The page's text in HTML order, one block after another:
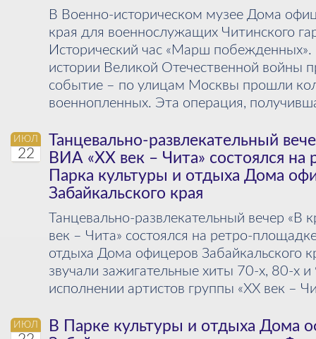
В Военно-историческом музее Дома
края для военнослужащих Читинского
Исторический час «Марш
истории Великой Отечественной войны
событие – по улицам Москвы прошли
военнопленных. Эта операция,
ИЮЛ
22
Танцевально-развлекательный
ВИА «ХХ век – Чита» состоялся
Парка культуры и отдыха Дома
Забайкальского края
Танцевально-развлекательный вечер «В
век – Чита» состоялся на ретро-
отдыха Дома офицеров Забайкальского
звучали зажигательные хиты 70-х, 80-х и
исполнении артистов группы «ХХ век –
ИЮЛ
В Парке культуры и отдыха Дома